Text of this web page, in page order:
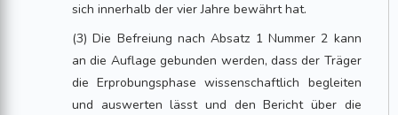
sich innerhalb der vier Jahre bewährt hat.
(3) Die Befreiung nach Absatz 1 Nummer 2 kann
an die Auflage gebunden werden, dass der Träger
die Erprobungsphase wissenschaftlich begleiten
und auswerten lässt und den Bericht über die